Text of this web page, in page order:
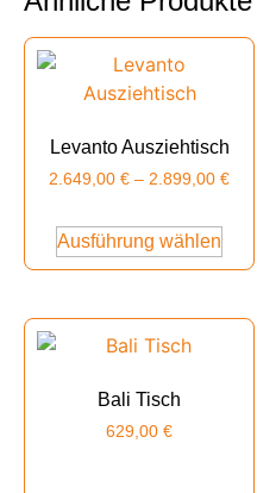
Levanto Ausziehtisch
2.649,00 € – 2.899,00 €
Ausführung wählen
Bali Tisch
629,00 €